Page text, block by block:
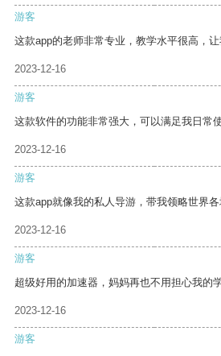
游客
这款app的老师非常专业，教学水平很高，让
2023-12-16
游客
这款软件的功能非常强大，可以满足我日常
2023-12-16
游客
这款app就像我的私人导游，带我领略世界各
2023-12-16
游客
超级好用的加速器，妈妈再也不用担心我的
2023-12-16
游客